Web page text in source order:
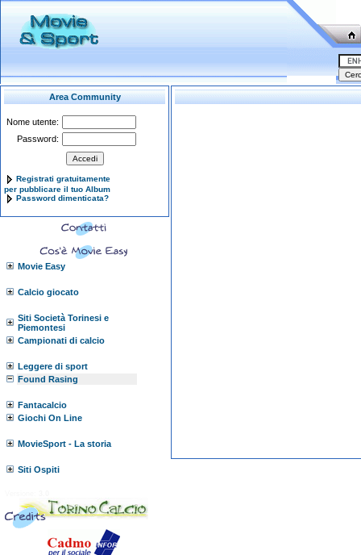
Area Community
Nome utente:
Password:
Registrati gratuitamente
per pubblicare il tuo Album
Password dimenticata?
Movie Easy
Calcio giocato
Siti Società Torinesi e
Piemontesi
Campionati di calcio
Leggere di sport
Found Rasing
Fantacalcio
Giochi On Line
MovieSport - La storia
Siti Ospiti